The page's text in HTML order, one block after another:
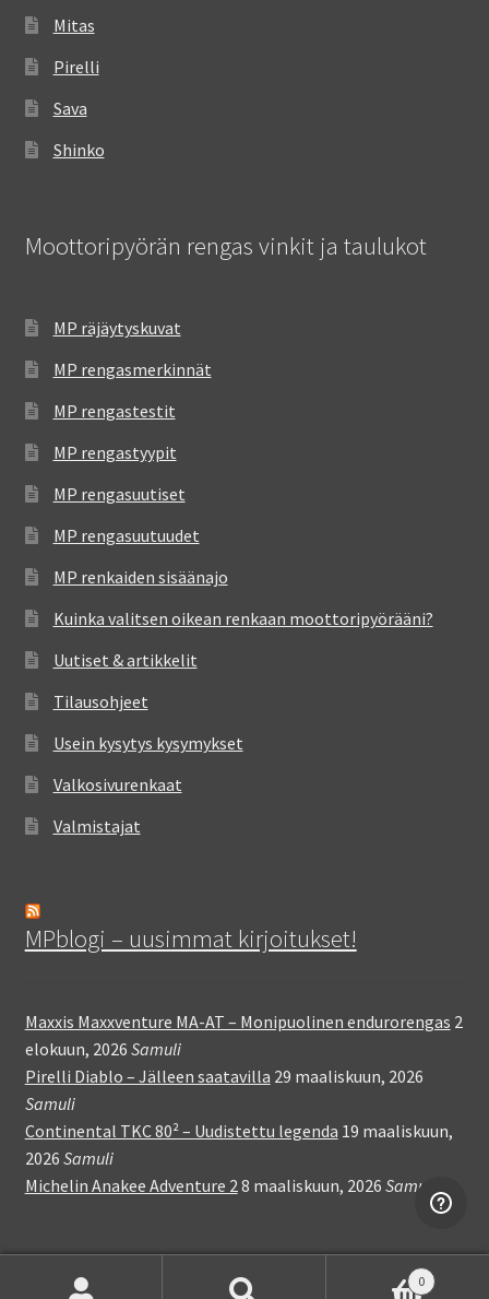
Mitas
Pirelli
Sava
Shinko
Moottoripyörän rengas vinkit ja taulukot
MP räjäytyskuvat
MP rengasmerkinnät
MP rengastestit
MP rengastyypit
MP rengasuutiset
MP rengasuutuudet
MP renkaiden sisäänajo
Kuinka valitsen oikean renkaan moottoripyörääni?
Uutiset & artikkelit
Tilausohjeet
Usein kysytys kysymykset
Valkosivurenkaat
Valmistajat
MPblogi – uusimmat kirjoitukset!
Maxxis Maxxventure MA-AT – Monipuolinen endurorengas 2
elokuun, 2026 Samuli
Pirelli Diablo – Jälleen saatavilla 29 maaliskuun, 2026
Samuli
Continental TKC 80² – Uudistettu legenda 19 maaliskuun,
2026 Samuli
Michelin Anakee Adventure 28 maaliskuun, 2026 Samuli
0